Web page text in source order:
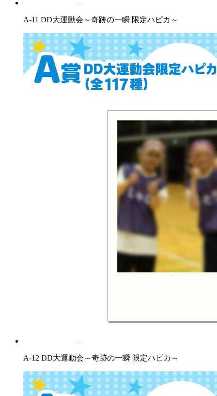
A-11 DD大運動会～奇跡の一瞬 限定ハピカ～
A-12 DD大運動会～奇跡の一瞬 限定ハピカ～